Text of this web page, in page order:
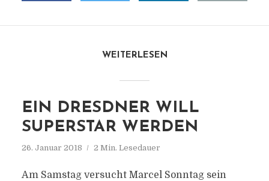
WEITERLESEN
EIN DRESDNER WILL
SUPERSTAR WERDEN
26. Januar 2018 2 Min. Lesedauer
Am Samstag versucht Marcel Sonntag sein